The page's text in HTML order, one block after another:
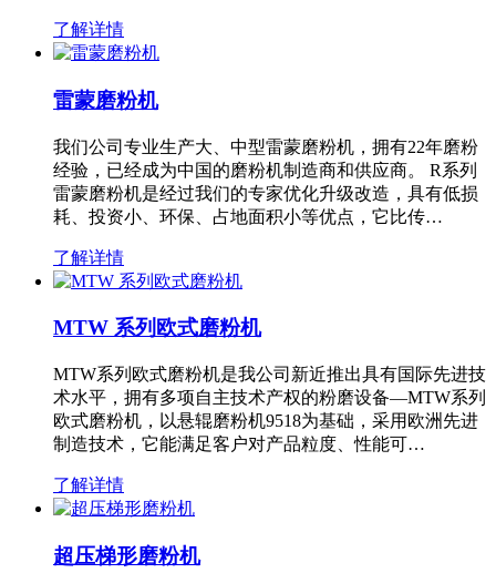
了解详情
雷蒙磨粉机
我们公司专业生产大、中型雷蒙磨粉机，拥有22年磨粉
经验，已经成为中国的磨粉机制造商和供应商。 R系列
雷蒙磨粉机是经过我们的专家优化升级改造，具有低损
耗、投资小、环保、占地面积小等优点，它比传…
了解详情
MTW 系列欧式磨粉机
MTW系列欧式磨粉机是我公司新近推出具有国际先进技
术水平，拥有多项自主技术产权的粉磨设备—MTW系列
欧式磨粉机，以悬辊磨粉机9518为基础，采用欧洲先进
制造技术，它能满足客户对产品粒度、性能可…
了解详情
超压梯形磨粉机